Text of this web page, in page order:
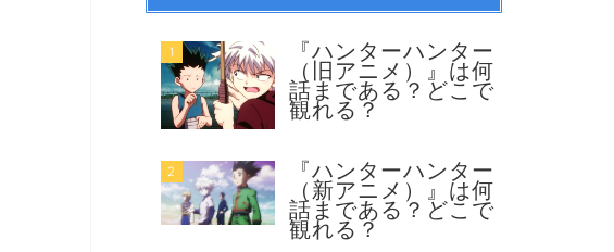
1
『ハンターハンター
（旧アニメ）』は何
話まである？どこで
観れる？
2
『ハンターハンター
（新アニメ）』は何
話まである？どこで
観れる？